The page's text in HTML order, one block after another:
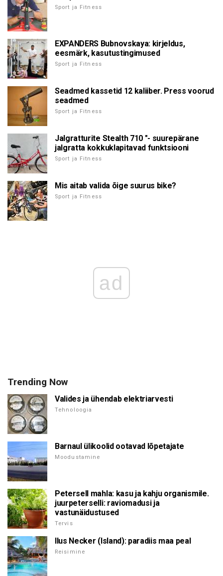
Sport ja Fitness
EXPANDERS Bubnovskaya: kirjeldus,
eesmärk, kasutustingimused
Sport ja Fitness
Seadmed kassetid 12 kaliiber. Press voorud
seadmed
Sport ja Fitness
Jalgratturite Stealth 710 "- suurepärane
jalgratta kokkuklapitavad funktsiooni
Sport ja Fitness
Mis aitab valida õige suurus bike?
Sport ja Fitness
ad
Trending Now
Valides ja ühendab elektriarvesti
Tehnoloogia
Barnaul ülikoolid ootavad lõpetajate
Moodustamine
Petersell mahla: kasu ja kahju organismile.
juurpeterselli: raviomadusi ja
vastunäidustused
Tervis
Ilus Necker (Island): paradiis maa peal
Reisimine